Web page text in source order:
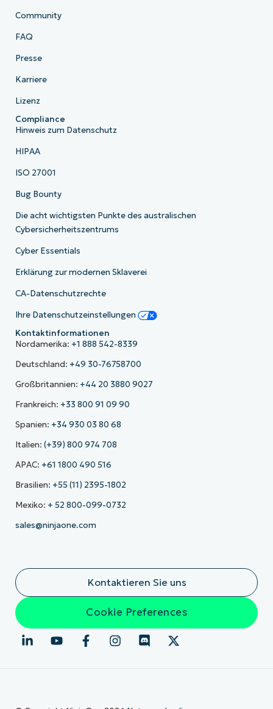
Community
FAQ
Presse
Karriere
Lizenz
Compliance
Hinweis zum Datenschutz
HIPAA
ISO 27001
Bug Bounty
Die acht wichtigsten Punkte des australischen
Cybersicherheitszentrums
Cyber Essentials
Erklärung zur modernen Sklaverei
CA-Datenschutzrechte
Ihre Datenschutzeinstellungen
Kontaktinformationen
Nordamerika: +1 888 542-8339
Deutschland: +49 30-76758700
Großbritannien: +44 20 3880 9027
Frankreich: +33 800 91 09 90
Spanien: +34 930 03 80 68
Italien: (+39) 800 974 708
APAC: +61 1800 490 516
Brasilien: +55 (11) 2395-1802
Mexiko: + 52 800-099-0732
sales@ninjaone.com
Kontaktieren Sie uns
Cookie Preferences